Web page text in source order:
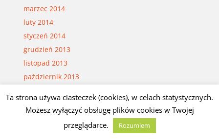
marzec 2014
luty 2014
styczeń 2014
grudzień 2013
listopad 2013
październik 2013
sierpień 2013
lipiec 2013
czerwiec 2013
Ta strona używa ciasteczek (cookies), w celach statystycznych.
Możesz wyłączyć obsługę plików cookies w Twojej
przeglądarce.
Rozumiem